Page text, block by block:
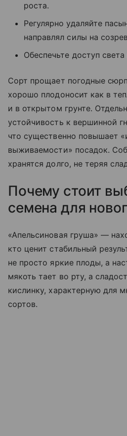
роста.
Регулярно удаляйте
направлял силы на
Обеспечьте доступ
Сорт прощает погодные
хорошо плодоносит как в
и в открытом грунте.
устойчивость к вершинной
что существенно повышает
выживаемости» посадок.
хранятся долго, не теряя
Почему стоит
семена для
«Апельсиновая груша» —
кто ценит стабильный
не просто яркие плоды, а
мякоть тает во рту, а
кислинку, характерную для
сортов.